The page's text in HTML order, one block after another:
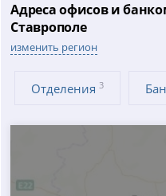
Адреса офисов и
Ставрополе
изменить регион
Отделения3